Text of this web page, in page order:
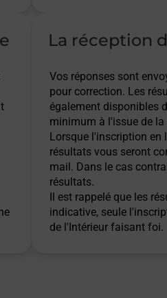
La réception
Vos réponses sont
pour correction. Les
également disponibles
minimum à l'issue de
Lorsque l'inscription en
résultats vous seront
mail. Dans le cas
résultats.
Il est rappelé que les
indicative, seule
de l'Intérieur faisant foi.